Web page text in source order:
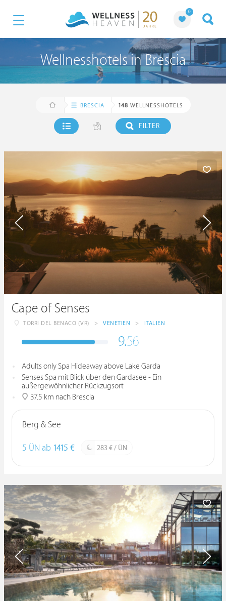
0
Wellnesshotels in Brescia
BRESCIA 148 WELLNESSHOTELS
FILTER
Cape of Senses
TORRI DEL BENACO (VR) > VENETIEN > ITALIEN
9.56
Adults only Spa Hideaway above Lake Garda
Senses Spa mit Blick über den Gardasee - Ein
außergewöhnlicher Rückzugsort
37.5 km nach Brescia
Berg & See
5 ÜN ab 1415 € 283 € / ÜN